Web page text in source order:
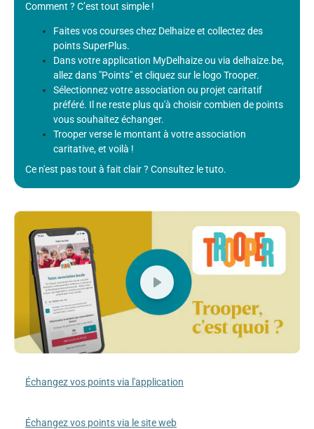
Comment ? C’est tout simple !
Faites vos courses chez Delhaize et collectez des
points SuperPlus.
Dans votre application MyDelhaize ou via delhaize.be,
allez dans "Points" et cliquez sur le logo Trooper.
Sélectionnez votre association ou projet caritatif
préféré. Il ne reste plus qu'à choisir combien de points
vous souhaitez échanger.
Trooper verse le montant à votre association
caritative, et voilà !
Ce n'est pas tout à fait clair ? Consultez le tuto.
Échangez vos points via l'application
Échangez vos points via le site web